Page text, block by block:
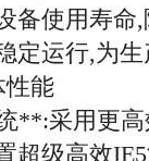
备使用寿命
定运行,为
性能
**:采用更
超级高效